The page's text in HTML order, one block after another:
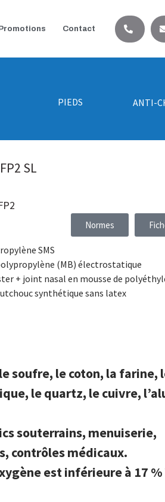
Contact
PIEDS ANTI-
SL
Normes
SMS
(MB) électrostatique
+ joint nasal en mousse de
synthétique sans latex
soufre, le coton, la farine,
le quartz, le cuivre,
souterrains, menuiserie,
contrôles médicaux.
est inférieure à 17